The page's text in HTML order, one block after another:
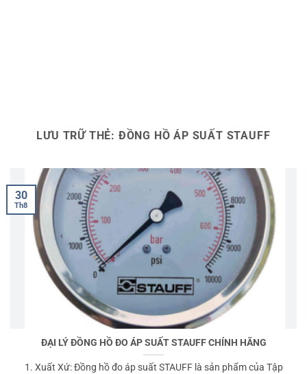
LƯU TRỮ THẺ: ĐỒNG HỒ ÁP SUẤT STAUFF
ĐẠI LÝ ĐỒNG HỒ ĐO ÁP SUẤT STAUFF CHÍNH HÃNG
1. Xuất Xứ: Đồng hồ đo áp suất STAUFF là sản phẩm của Tập
30
Th8